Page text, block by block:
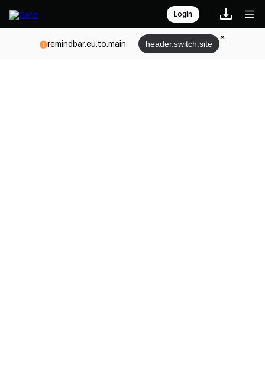
Login
remindbar.eu.to.main header.switch.site